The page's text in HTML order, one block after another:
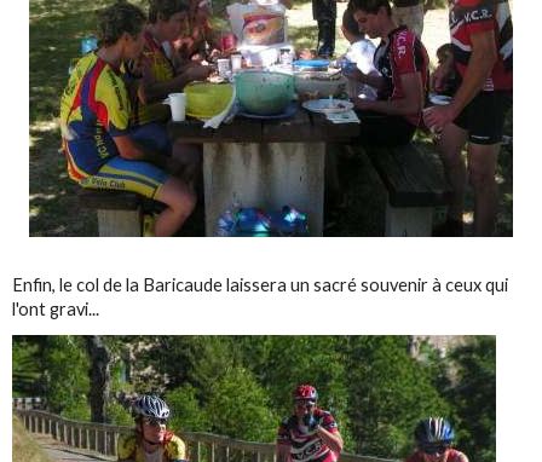
Enfin, le col de la Baricaude laissera un sacré souvenir à ceux qui
l'ont gravi...